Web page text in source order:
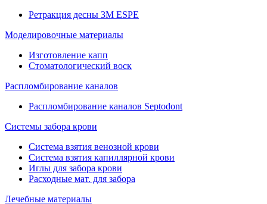
Ретракция десны 3M ESPE
Моделировочные материалы
Изготовление капп
Стоматологический воск
Распломбирование каналов
Распломбирование каналов Septodont
Системы забора крови
Система взятия венозной крови
Система взятия капиллярной крови
Иглы для забора крови
Расходные мат. для забора
Лечебные материалы